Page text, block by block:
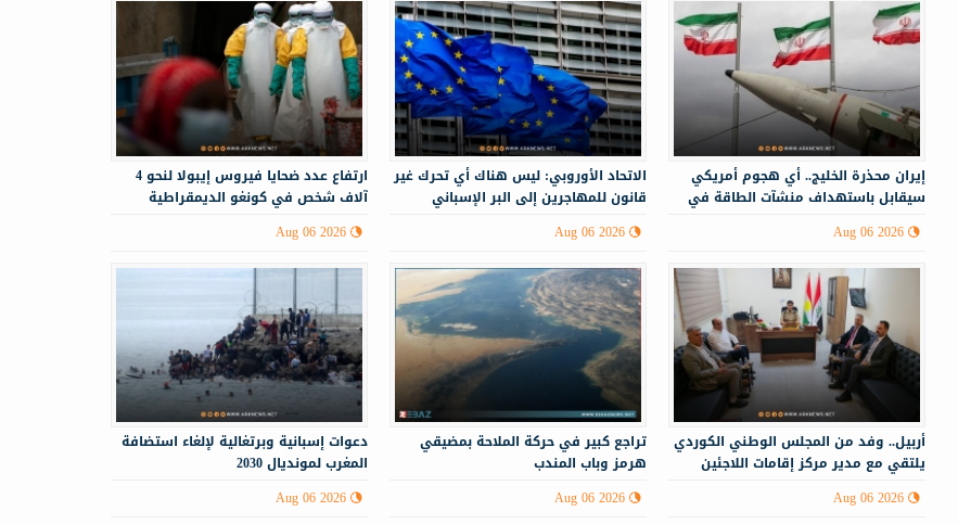
ارتفاع عدد ضحايا فيروس إيبولا لنحو 4
آلاف شخص في كونغو الديمقراطية
Aug 06 2026
الاتحاد الأوروبي: ليس هناك أي تحرك غير
قانون للمهاجرين إلى البر الإسباني
Aug 06 2026
إيران محذرة الخليج.. أي هجوم أمريكي
سيقابل باستهداف منشآت الطاقة في
Aug 06 2026
دعوات إسبانية وبرتغالية لإلغاء استضافة
المغرب لمونديال 2030
Aug 06 2026
تراجع كبير في حركة الملاحة بمضيقي
هرمز وباب المندب
Aug 06 2026
أربيل.. وفد من المجلس الوطني الكوردي
يلتقي مع مدير مركز إقامات اللاجئين
Aug 06 2026